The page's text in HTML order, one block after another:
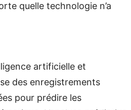
quelle technologie n’a
artificielle et
des enregistrements
pour prédire les